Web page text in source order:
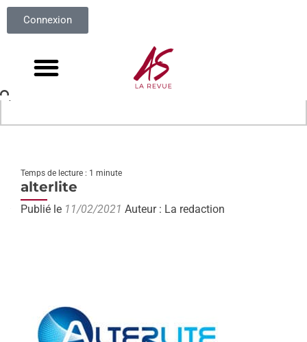
Connexion
Temps de lecture : 1 minute
alterlite
Publié le 11/02/2021 Auteur : La redaction